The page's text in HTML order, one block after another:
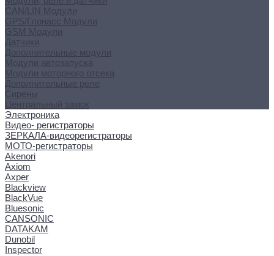
CAN/LIN Модули
GPS/Глонасс Модули
GSM Модули
Датчики
Дополнительные модули
Модули автозапуска
Модули моторного отсека
Дополнительные реле
Сирены
Центральный замок
Электроника
Видео- регистраторы
ЗЕРКАЛА-видеорегистраторы
МОТО-регистраторы
Akenori
Axiom
Axper
Blackview
BlackVue
Bluesonic
CANSONIC
DATAKAM
Dunobil
Inspector